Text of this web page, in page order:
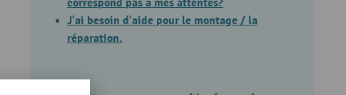
correspond pas à mes attentes?
J'ai besoin d'aide pour le montage / la
réparation.